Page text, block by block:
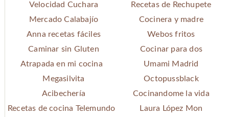
Velocidad Cuchara
Recetas de Rechupete
Mercado Calabajío
Cocinera y madre
Anna recetas fáciles
Webos fritos
Caminar sin Gluten
Cocinar para dos
Atrapada en mi cocina
Umami Madrid
Megasilvita
Octopussblack
Acibechería
Cocinandome la vida
Recetas de cocina Telemundo
Laura López Mon